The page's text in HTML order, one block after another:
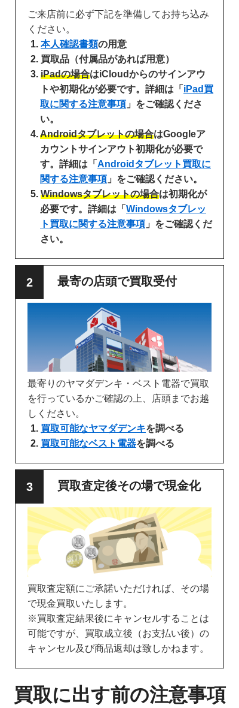
ご来店前に必ず下記を準備してお持ち込み
ください。
本人確認書類の用意
買取品（付属品があれば用意）
iPadの場合はiCloudからのサインアウ
トや初期化が必要です。詳細は「 iPad買
取に関する注意事項 」をご確認くださ
い。
Androidタブレットの場合はGoogleア
カウントサインアウト初期化が必要で
す。詳細は「 Androidタブレット買取に
関する注意事項 」をご確認ください。
Windowsタブレットの場合は初期化が
必要です。詳細は「 Windowsタブレッ
ト買取に関する注意事項 」をご確認くだ
さい。
最寄の店頭で買取受付
最寄りのヤマダデンキ・ベスト電器で買取
を行っているかご確認の上、店頭までお越
しください。
買取可能なヤマダデンキを調べる
買取可能なベスト電器を調べる
買取査定後その場で現金化
買取査定額にご承諾いただければ、その場
で現金買取いたします。
※買取査定結果後にキャンセルすることは
可能ですが、買取成立後（お支払い後）の
キャンセル及び商品返却は致しかねます。
買取に出す前の注意事項